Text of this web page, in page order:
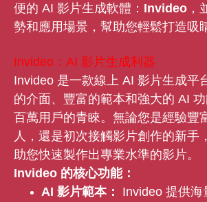
便的 AI 影片生成軟體： Invideo ，
勢和應用場景，幫助您輕鬆打造吸
Invideo：AI 影片生成利器
Invideo 是一款線上 AI 影片生成平
的介面、豐富的範本和強大的 AI
百萬用戶的青睞。無論您是經驗豐
人，還是初次接觸影片創作的新手
助您快速製作出專業水準的影片。
Invideo 的核心功能：
AI 影片範本：
Invideo 提供海